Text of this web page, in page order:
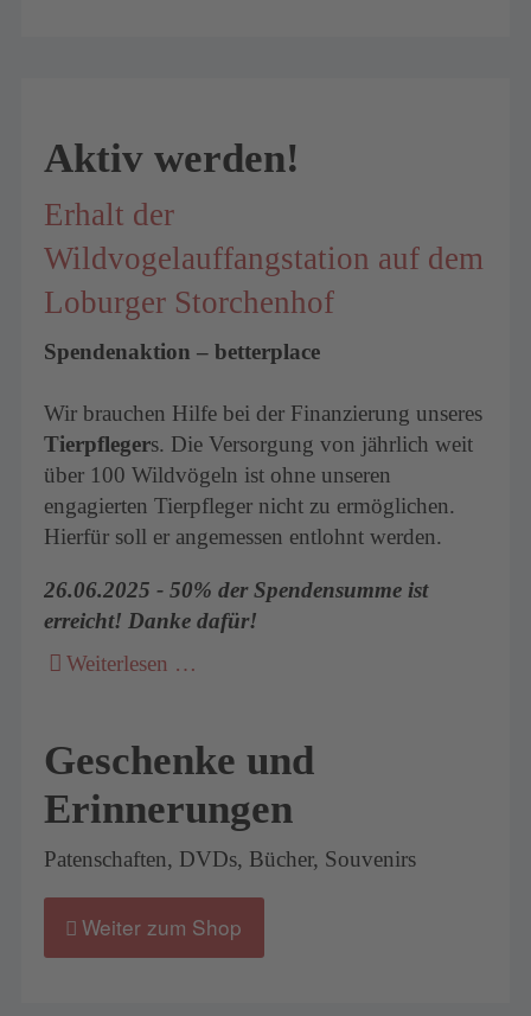
Aktiv werden!
Erhalt der
Wildvogelauffangstation auf dem
Loburger Storchenhof
Spendenaktion – betterplace
Wir brauchen Hilfe bei der Finanzierung unseres
Tierpflegers. Die Versorgung von jährlich weit
über 100 Wildvögeln ist ohne unseren
engagierten Tierpfleger nicht zu ermöglichen.
Hierfür soll er angemessen entlohnt werden.
26.06.2025 - 50% der Spendensumme ist
erreicht! Danke dafür!
Weiterlesen …
Geschenke und
Erinnerungen
Patenschaften, DVDs, Bücher, Souvenirs
Weiter zum Shop